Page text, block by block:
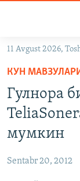
ўтинг
Асосий
навигацияга
ўтинг
Қидиришга
ўтинг
OZODARXIV
На русском
ИЖТИМОИЙ
11 Avgust 2026,
КУН
Гулнора
мумкин
Sentabr 20, 2012